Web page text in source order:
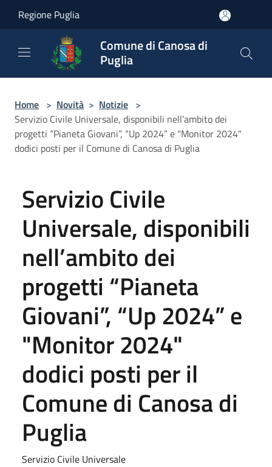
Regione Puglia
Comune di Canosa di
Puglia
Home > Novità > Notizie >
Servizio Civile Universale, disponibili nell’ambito dei
progetti “Pianeta Giovani”, “Up 2024” e "Monitor 2024"
dodici posti per il Comune di Canosa di Puglia
Servizio Civile
Universale, disponibili
nell’ambito dei
progetti “Pianeta
Giovani”, “Up 2024” e
"Monitor 2024"
dodici posti per il
Comune di Canosa di
Puglia
Servizio Civile Universale